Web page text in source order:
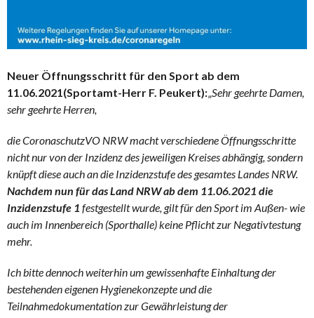
Neuer Öffnungsschritt für den Sport ab dem
11.06.2021(Sportamt-Herr F. Peukert):„Sehr geehrte Damen,
sehr geehrte Herren,
die CoronaschutzVO NRW macht verschiedene Öffnungsschritte
nicht nur von der Inzidenz des jeweiligen Kreises abhängig, sondern
knüpft diese auch an die Inzidenzstufe des gesamtes Landes NRW.
Nachdem nun für das Land NRW ab dem 11.06.2021 die
Inzidenzstufe 1 festgestellt wurde, gilt für den Sport im Außen- wie
auch im Innenbereich (Sporthalle) keine Pflicht zur Negativtestung
mehr.
Ich bitte dennoch weiterhin um gewissenhafte Einhaltung der
bestehenden eigenen Hygienekonzepte und die
Teilnahmedokumentation zur Gewährleistung der